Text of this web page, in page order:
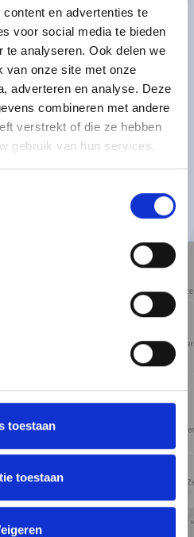
en advertenties te
voor social media te bieden
te analyseren. Ook delen we
van onze site met onze
adverteren en analyse. Deze
combineren met andere
verstrekt of die ze hebben
gebruik van hun services.
toestaan
toestaan
zijn er niet veel
die hier te vinden zijn, zijn
drie decennia zijn gebouwd,
een goede prijs-
voorzieningen, enkele
binnen de dorpskern, en er is een
centra van Den Haag en
voor winkelen of dineren. Een
vanwege het gebrek aan
bestaat voornamelijk uit
Kaart
kaart